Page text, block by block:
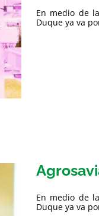
En medio de
Duque ya va
En medio de
Duque ya va